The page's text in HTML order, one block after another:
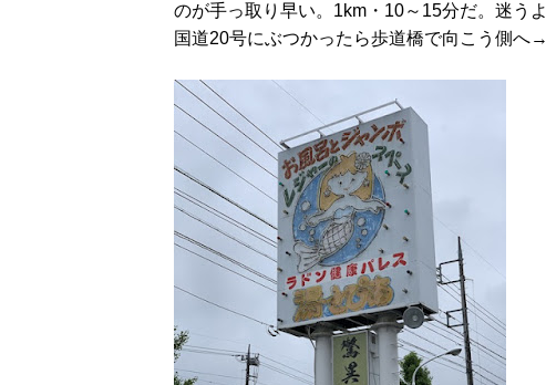
のが手っ取り早い。1km・10～15分だ。迷う
国道20号にぶつかったら歩道橋で向こう側へ